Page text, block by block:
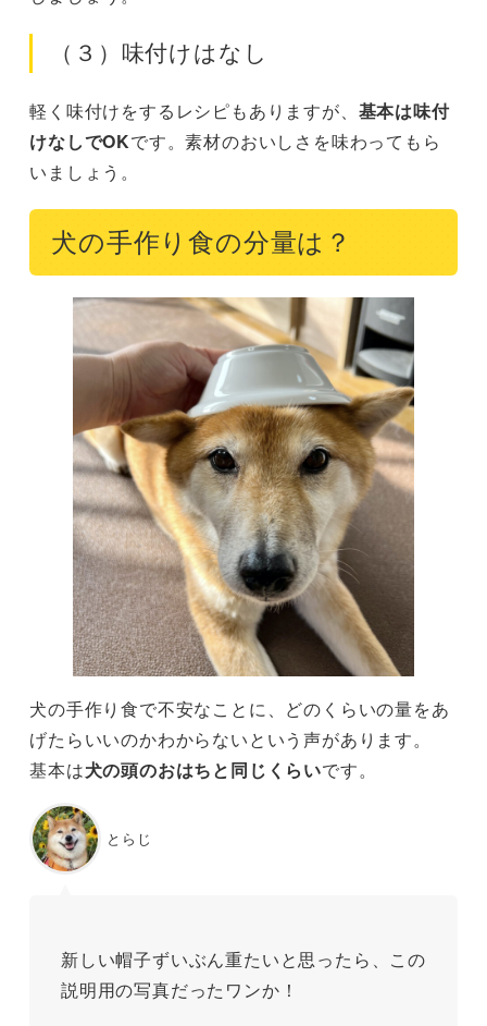
（３）味付けはなし
軽く味付けをするレシピもありますが、 基本は味付
けなしでOKです。素材のおいしさを味わってもら
いましょう。
犬の手作り食の分量は？
犬の手作り食で不安なことに、どのくらいの量をあ
げたらいいのかわからないという声があります。
基本は犬の頭のおはちと同じくらいです。
とらじ
新しい帽子ずいぶん重たいと思ったら、この
説明用の写真だったワンか！